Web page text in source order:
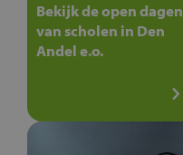
Bekijk de open dagen
van scholen in Den
Andel e.o.